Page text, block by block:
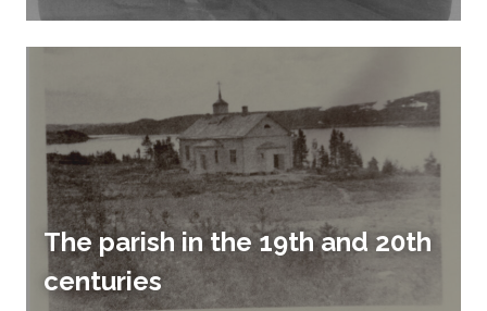
The parish in the 19th and 20th
centuries